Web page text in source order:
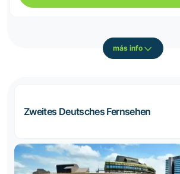
más info
Zweites Deutsches Fernsehen